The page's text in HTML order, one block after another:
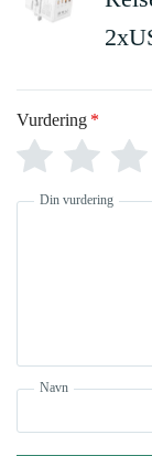
Vurdering *
Din vurdering
Navn